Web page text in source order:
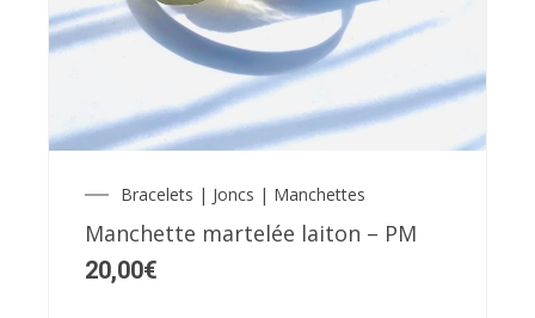
Bracelets | Joncs | Manchettes
Manchette martelée laiton – PM
20,00€